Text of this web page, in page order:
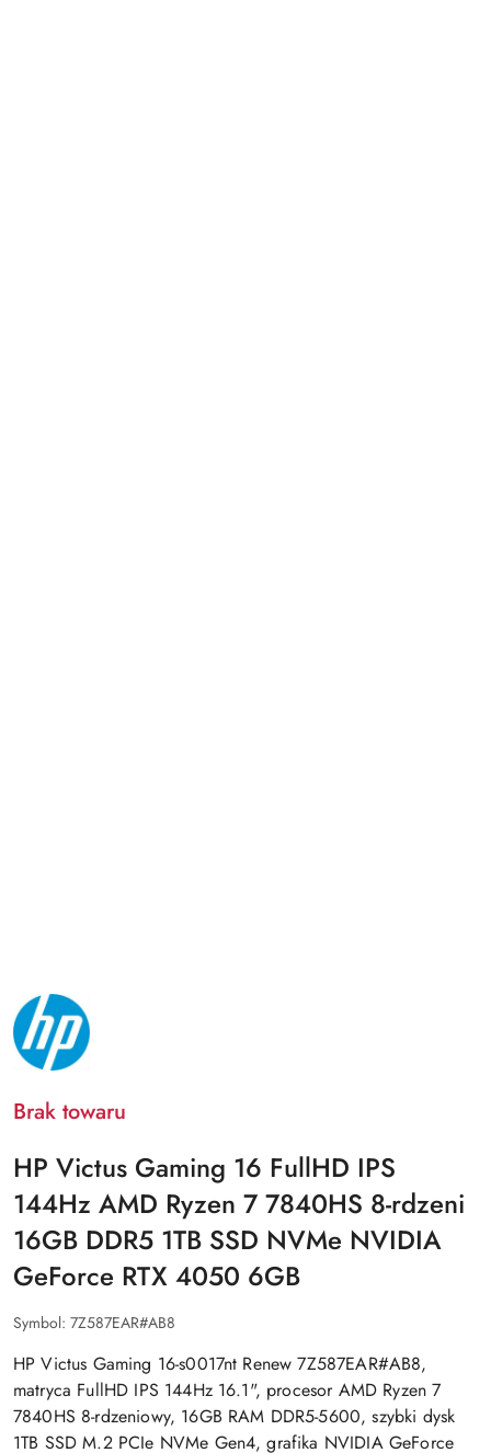
NAZWA
PRODUCENTA:
HP
Brak towaru
HP Victus Gaming 16 FullHD IPS
144Hz AMD Ryzen 7 7840HS 8-rdzeni
16GB DDR5 1TB SSD NVMe NVIDIA
GeForce RTX 4050 6GB
Symbol: 7Z587EAR#AB8
HP Victus Gaming 16-s0017nt Renew 7Z587EAR#AB8,
matryca FullHD IPS 144Hz 16.1", procesor AMD Ryzen 7
7840HS 8-rdzeniowy, 16GB RAM DDR5-5600, szybki dysk
1TB SSD M.2 PCIe NVMe Gen4, grafika NVIDIA GeForce